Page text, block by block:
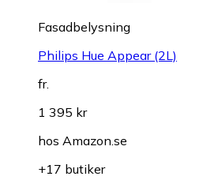
Fasadbelysning
Philips Hue Appear (2L)
fr.
1 395 kr
hos Amazon.se
+17 butiker